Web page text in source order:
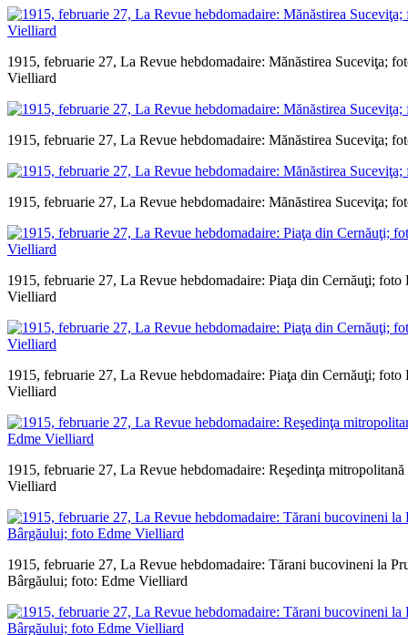
1915, februarie 27, La Revue hebdomadaire: Mănăstirea Suceviţa;
Vielliard
1915, februarie 27, La Revue hebdomadaire: Mănăstirea Suceviţa;
1915, februarie 27, La Revue hebdomadaire: Mănăstirea Suceviţa;
1915, februarie 27, La Revue hebdomadaire: Piaţa din Cernăuţi; foto
Vielliard
1915, februarie 27, La Revue hebdomadaire: Piaţa din Cernăuţi; foto
Vielliard
1915, februarie 27, La Revue hebdomadaire: Reşedinţa
Vielliard
1915, februarie 27, La Revue hebdomadaire: Tărani bucovineni la
Bârgăului; foto: Edme Vielliard